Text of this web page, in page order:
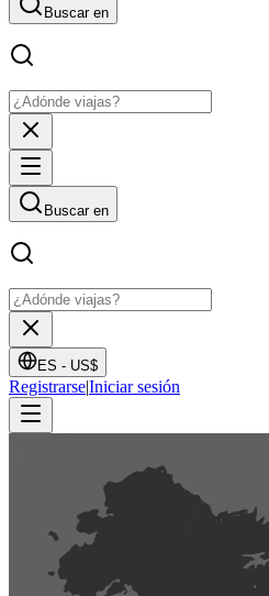
Buscar en
Buscar en
ES - US$
Registrarse|Iniciar sesión